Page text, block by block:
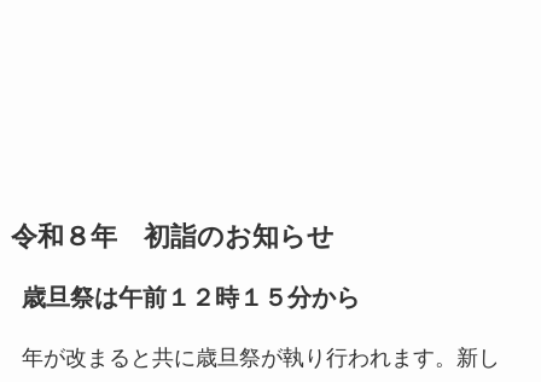
令和８年 初詣のお知らせ
歳旦祭は午前１２時１５分から
年が改まると共に歳旦祭が執り行われます。新し